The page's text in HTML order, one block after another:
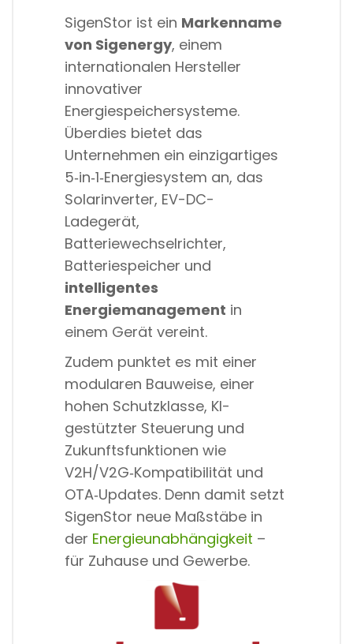
SigenStor ist ein Markenname
von Sigenergy, einem
internationalen Hersteller
innovativer
Energiespeichersysteme.
Überdies bietet das
Unternehmen ein einzigartiges
5‑in‑1‑Energiesystem an, das
Solarinverter, EV-DC-
Ladegerät,
Batteriewechselrichter,
Batteriespeicher und
intelligentes
Energiemanagement in
einem Gerät vereint.
Zudem punktet es mit einer
modularen Bauweise, einer
hohen Schutzklasse, KI-
gestützter Steuerung und
Zukunftsfunktionen wie
V2H/V2G‑Kompatibilität und
OTA‑Updates. Denn damit setzt
SigenStor neue Maßstäbe in
der Energieunabhängigkeit –
für Zuhause und Gewerbe.